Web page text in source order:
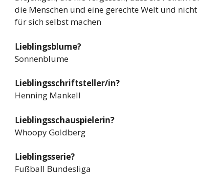
die Menschen und eine gerechte Welt und nicht
für sich selbst machen
Lieblingsblume?
Sonnenblume
Lieblingsschriftsteller/in?
Henning Mankell
Lieblingsschauspielerin?
Whoopy Goldberg
Lieblingsserie?
Fußball Bundesliga